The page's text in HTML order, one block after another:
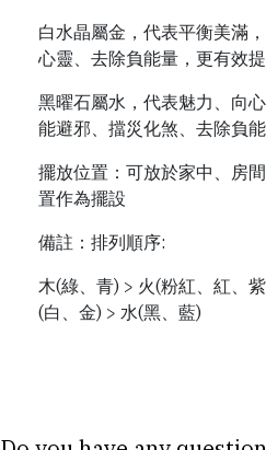
白水晶屬金，代表平衡美滿
心靈、去除負能量，更有效提
黑曜石屬水，代表魅力、向
能避邪、擋災化煞、去除負能
擺放位置：可放於家中、房
置作為擺設
備註：排列順序:
木(綠、青) > 火(粉紅、紅、
(白、金) > 水(黑、藍)